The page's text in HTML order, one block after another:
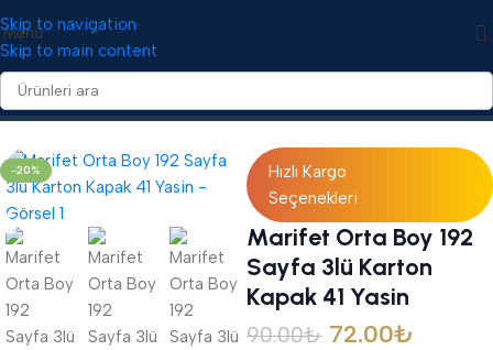
Skip to navigation
Skip to main content
Menü
Ana Sayfa/Yasin Cüzleri/Karton Kapaklı Yasin Cüzleri
-20%
Hızlı Kargo
Seçenekleri
Marifet Orta Boy 192
Sayfa 3lü Karton
Kapak 41 Yasin
90.00₺ 72.00₺